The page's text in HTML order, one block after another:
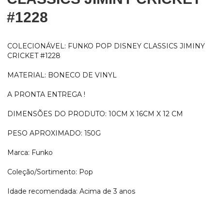
#1228
COLECIONÁVEL: FUNKO POP DISNEY CLASSICS JIMINY
CRICKET #1228
MATERIAL: BONECO DE VINYL
A PRONTA ENTREGA !
DIMENSÕES DO PRODUTO: 10CM X 16CM X 12 CM
PESO APROXIMADO: 150G
Marca: Funko
Coleção/Sortimento: Pop
Idade recomendada: Acima de 3 anos